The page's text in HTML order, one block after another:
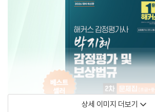
상세 이미지 더보기